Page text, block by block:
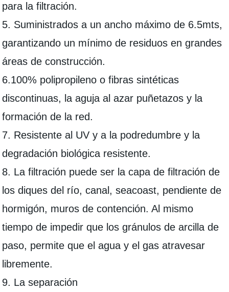
para la filtración.
5. Suministrados a un ancho máximo de 6.5mts,
garantizando un mínimo de residuos en grandes
áreas de construcción.
6.100% polipropileno o fibras sintéticas
discontinuas, la aguja al azar puñetazos y la
formación de la red.
7. Resistente al UV y a la podredumbre y la
degradación biológica resistente.
8. La filtración puede ser la capa de filtración de
los diques del río, canal, seacoast, pendiente de
hormigón, muros de contención. Al mismo
tiempo de impedir que los gránulos de arcilla de
paso, permite que el agua y el gas atravesar
libremente.
9. La separación